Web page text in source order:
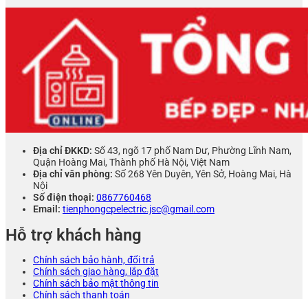
Địa chỉ ĐKKD: Số 43, ngõ 17 phố Nam Dư, Phường Lĩnh Nam,
Quận Hoàng Mai, Thành phố Hà Nội, Việt Nam
Địa chỉ văn phòng: Số 268 Yên Duyên, Yên Sở, Hoàng Mai, Hà
Nội
Số điện thoại: 0867760468
Email: tienphongcpelectric.jsc@gmail.com
Hỗ trợ khách hàng
Chính sách bảo hành, đổi trả
Chính sách giao hàng, lắp đặt
Chính sách bảo mật thông tin
Chính sách thanh toán